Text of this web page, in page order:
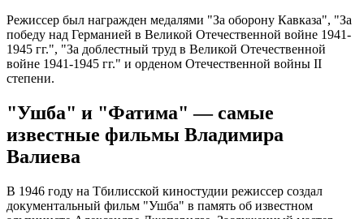
Режиссер был награжден медалями "За оборону Кавказа", "За
победу над Германией в Великой Отечественной войне 1941-
1945 гг.", "За доблестный труд в Великой Отечественной
войне 1941-1945 гг." и орденом Отечественной войны II
степени.
"Ушба" и "Фатима" — самые
известные фильмы Владимира
Валиева
В 1946 году на Тбилисской киностудии режиссер создал
документальный фильм "Ушба" в память об известном